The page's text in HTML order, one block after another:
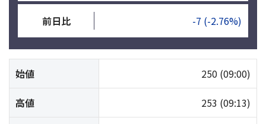
前日比 -7 (-2.76%)
始値 250 (09:00)
高値 253 (09:13)